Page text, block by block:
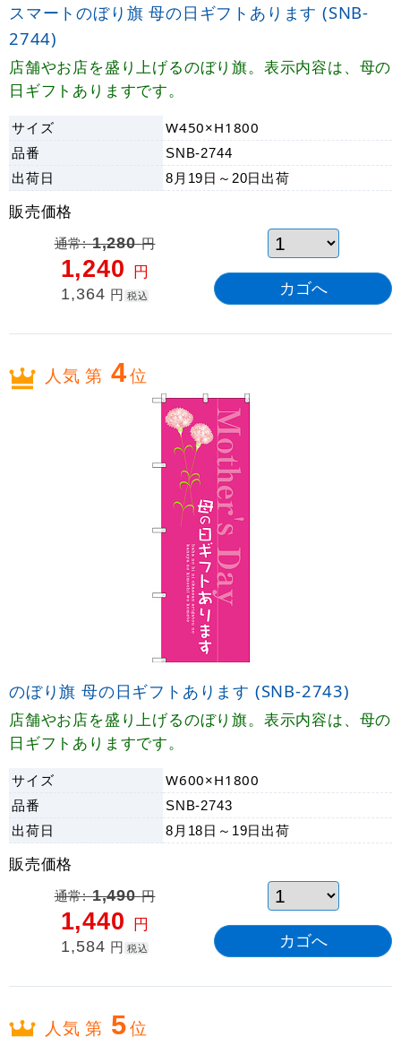
スマートのぼり旗 母の日ギフトあります (SNB-
2744)
店舗やお店を盛り上げるのぼり旗。表示内容は、母の
日ギフトありますです。
サイズ
W450×H1800
品番
SNB-2744
出荷日 8月19日～20日 出荷
販売価格
通常:1,280円
1,240 円
1,364 円 税込
人気 第 4位
のぼり旗 母の日ギフトあります (SNB-2743)
店舗やお店を盛り上げるのぼり旗。表示内容は、母の
日ギフトありますです。
サイズ
W600×H1800
品番
SNB-2743
出荷日 8月18日～19日 出荷
販売価格
通常:1,490円
1,440 円
1,584 円 税込
人気 第 5位